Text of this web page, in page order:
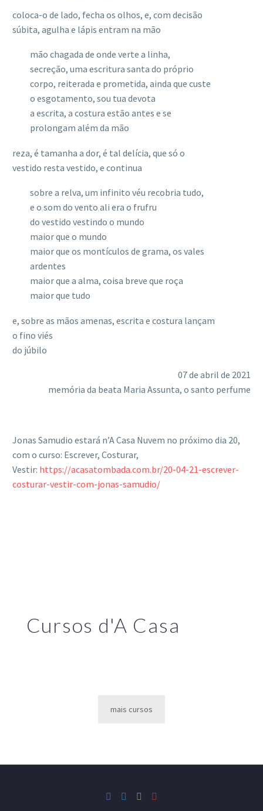
coloca-o de lado, fecha os olhos, e, com decisão
súbita, agulha e lápis entram na mão
mão chagada de onde verte a linha,
secreção, uma escritura santa do próprio
corpo, reiterada e prometida, ainda que custe
o esgotamento, sou tua devota
a escrita, a costura estão antes e se
prolongam além da mão
reza, é tamanha a dor, é tal delícia, que só o
vestido resta vestido, e continua
sobre a relva, um infinito véu recobria tudo,
e o som do vento ali era o frufru
do vestido vestindo o mundo
maior que o mundo
maior que os montículos de grama, os vales
ardentes
maior que a alma, coisa breve que roça
maior que tudo
e, sobre as mãos amenas, escrita e costura lançam
o fino viés
do júbilo
07 de abril de 2021
memória da beata Maria Assunta, o santo perfume
Jonas Samudio estará n’A Casa Nuvem no próximo dia 20,
com o curso: Escrever, Costurar,
Vestir: https://acasatombada.com.br/20-04-21-escrever-
costurar-vestir-com-jonas-samudio/
Cursos d'A Casa
mais cursos